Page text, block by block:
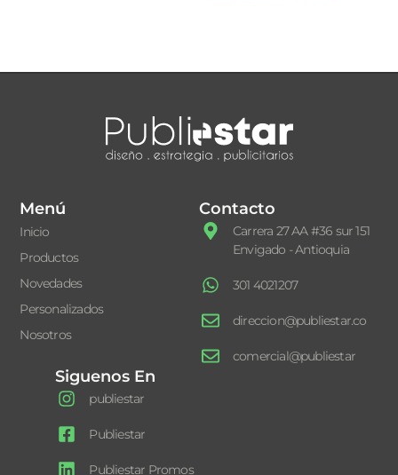
Menú
Inicio
Productos
Novedades
Personalizados
Nosotros
Contacto
Carrera 27 AA #36 sur 151
Envigado - Antioquia
301 4021207
direccion@publiestar.co
comercial@publiestar
Siguenos En
publiestar
Publiestar
Publiestar Promos